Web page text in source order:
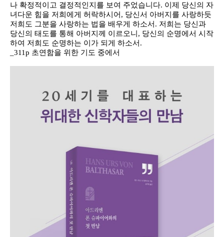
나 확정적이고 결정적인지를 보여 주었습니다. 이제 당신의 자
녀다운 힘을 저희에게 허락하시어, 당신서 아버지를 사랑하듯
저희도 그분을 사랑하는 법을 배우게 하소서. 저희는 당신과
당신의 태도를 통해 아버지께 이르오니, 당신의 순명에서 시작
하여 저희도 순명하는 이가 되게 하소서.
_311p 초연함을 위한 기도 중에서